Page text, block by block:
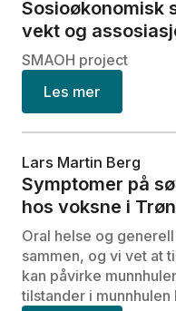
Sosioøkonomisk
vekt og
SMAOH project
Les mer
Lars Martin Berg
Symptomer på
hos voksne i
Oral helse og
sammen, og vi vet at
kan påvirke
tilstander i